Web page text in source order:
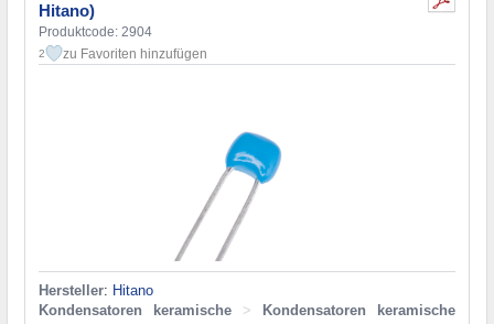
Hitano)
Produktcode: 2904
2 zu Favoriten hinzufügen
Hersteller: Hitano
Kondensatoren keramische
>
Kondensatoren keramische